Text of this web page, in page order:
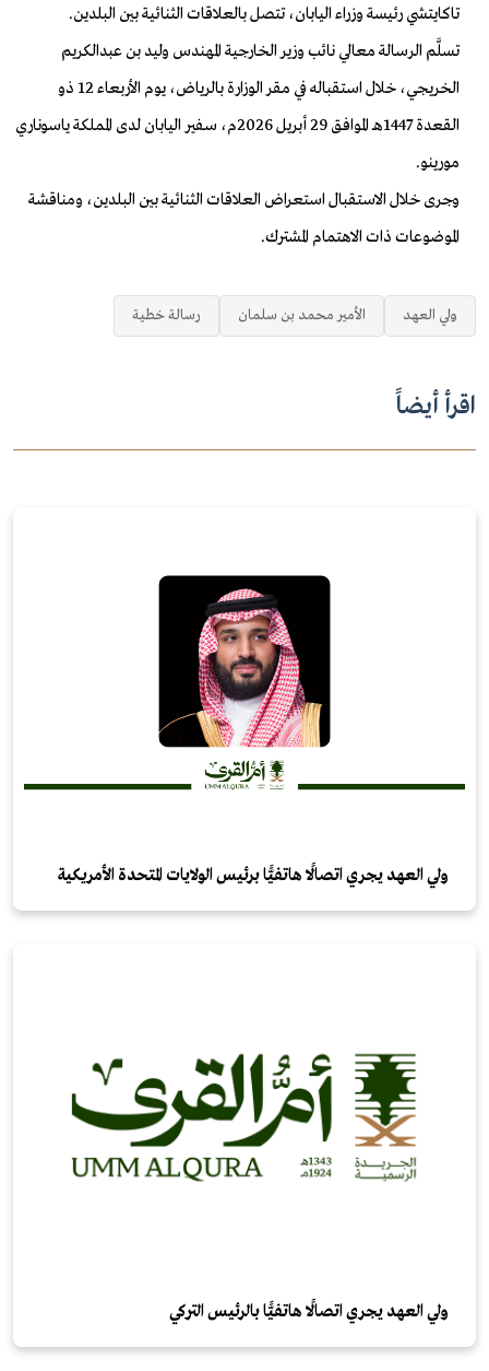
تاكايتشي رئيسة وزراء اليابان، تتصل بالعلاقات الثنائية بين البلدين.
تسلَّم الرسالة معالي نائب وزير الخارجية المهندس وليد بن عبدالكريم
الخريجي، خلال استقباله في مقر الوزارة بالرياض، يوم الأربعاء 12 ذو
القعدة 1447هـ الموافق 29 أبريل 2026م، سفير اليابان لدى المملكة ياسوناري
مورينو.
وجرى خلال الاستقبال استعراض العلاقات الثنائية بين البلدين، ومناقشة
الموضوعات ذات الاهتمام المشترك.
ولي العهد الأمير محمد بن سلمان رسالة خطية
اقرأ أيضاً
ولي العهد يجري اتصالًا هاتفيًّا برئيس الولايات المتحدة الأمريكية
ولي العهد يجري اتصالًا هاتفيًّا بالرئيس التركي